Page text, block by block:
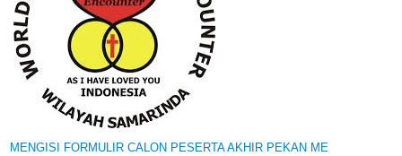
MENGISI FORMULIR CALON PESERTA AKHIR PEKAN ME